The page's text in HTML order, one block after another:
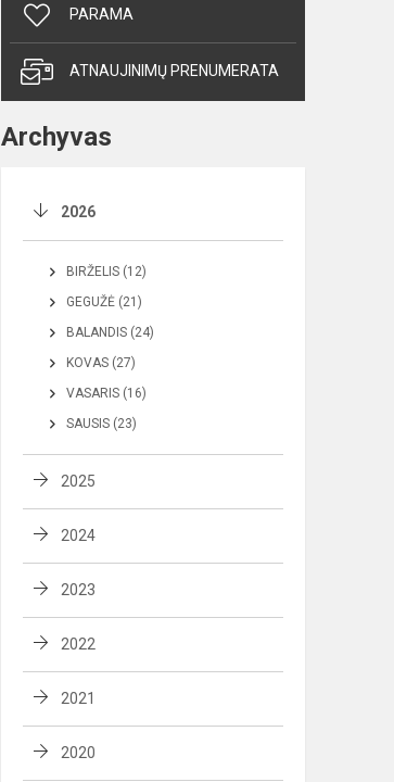
PARAMA
ATNAUJINIMŲ PRENUMERATA
Archyvas
2026
BIRŽELIS (12)
GEGUŽĖ (21)
BALANDIS (24)
KOVAS (27)
VASARIS (16)
SAUSIS (23)
2025
2024
2023
2022
2021
2020